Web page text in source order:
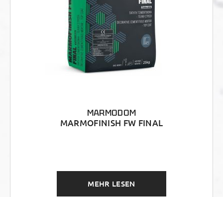
MARMODOM
MARMOFINISH FW FINAL
MEHR LESEN